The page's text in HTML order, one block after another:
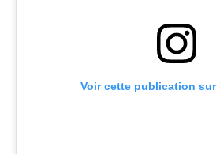
Voir cette publication sur